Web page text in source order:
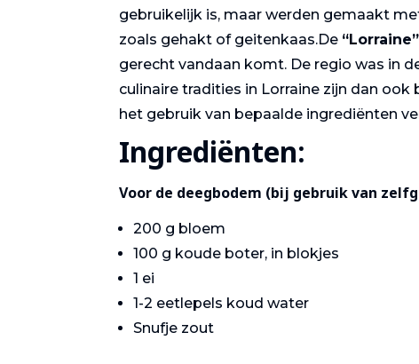
gebruikelijk is, maar werden gemaakt
zoals gehakt of geitenkaas.De “Lorraine”
gerecht vandaan komt. De regio was in
culinaire tradities in Lorraine zijn dan
het gebruik van bepaalde ingrediënten
Ingrediënten:
Voor de deegbodem (bij gebruik van
200 g bloem
100 g koude boter, in blokjes
1 ei
1-2 eetlepels koud water
Snufje zout